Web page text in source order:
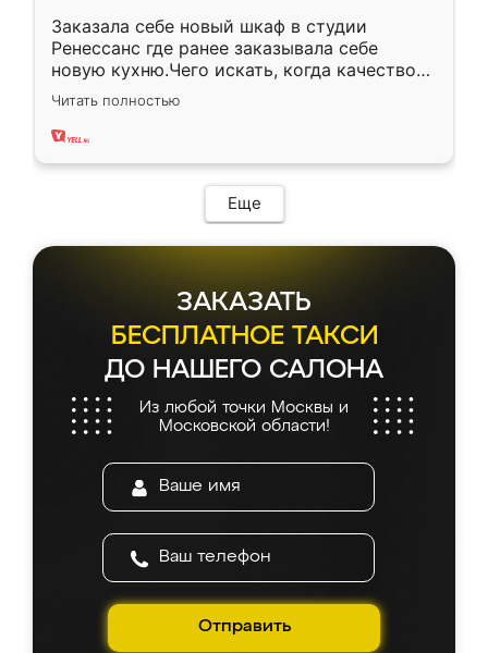
Заказала себе новый шкаф в студии
Ренессанс где ранее заказывала себе
новую кухню.Чего искать, когда качеством
вполне довольна. Служит кухня уже почти
два года, нареканий нет.
Читать полностью
Еще
ЗАКАЗАТЬ
БЕСПЛАТНОЕ ТАКСИ
ДО НАШЕГО САЛОНА
Из любой точки Москвы и
Московской области!
Отправить